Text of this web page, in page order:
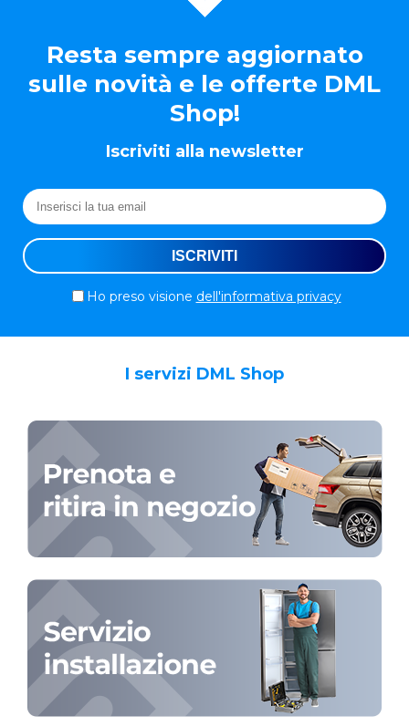
Resta sempre aggiornato
sulle novità e le offerte DML
Shop!
Iscriviti alla newsletter
Ho preso visione dell'informativa privacy
I servizi DML Shop